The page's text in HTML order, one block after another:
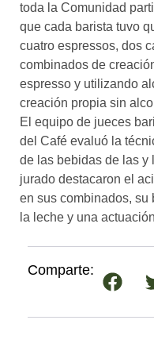
toda la Comunidad
que cada barista tuvo
cuatro espressos, dos
combinados de
espresso y utilizando
creación propia sin
El equipo de jueces
del Café evaluó la
de las bebidas de las y
jurado destacaron el
en sus combinados, su
la leche y una
Comparte: